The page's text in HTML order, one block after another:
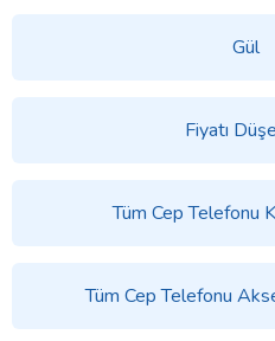
Gül
Fiyatı
Tüm Cep Telefonu
Tüm Cep Telefonu